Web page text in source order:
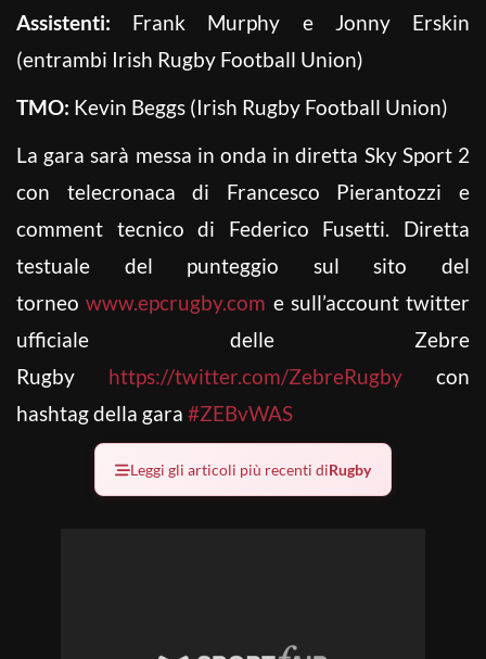
Assistenti: Frank Murphy e Jonny Erskin
(entrambi Irish Rugby Football Union)
TMO: Kevin Beggs (Irish Rugby Football Union)
La gara sarà messa in onda in diretta Sky Sport 2
con telecronaca di Francesco Pierantozzi e
comment tecnico di Federico Fusetti. Diretta
testuale del punteggio sul sito del
torneowww.epcrugby.com e sull’account twitter
ufficiale delle Zebre
Rugby https://twitter.com/ZebreRugby con
hashtag della gara #ZEBvWAS
Leggi gli articoli più recenti diRugby